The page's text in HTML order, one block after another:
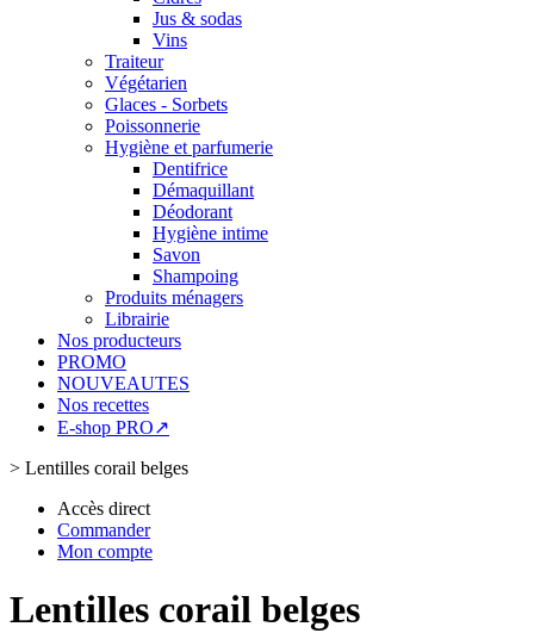
Jus & sodas
Vins
Traiteur
Végétarien
Glaces - Sorbets
Poissonnerie
Hygiène et parfumerie
Dentifrice
Démaquillant
Déodorant
Hygiène intime
Savon
Shampoing
Produits ménagers
Librairie
Nos producteurs
PROMO
NOUVEAUTES
Nos recettes
E-shop PRO↗
> Lentilles corail belges
Accès direct
Commander
Mon compte
Lentilles corail belges